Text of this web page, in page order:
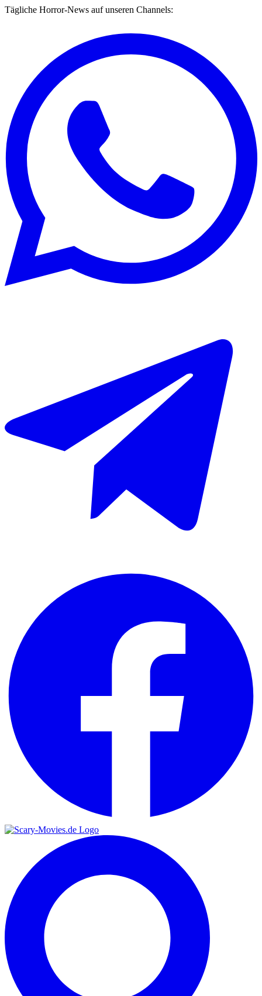
Tägliche Horror-News auf unseren Channels: